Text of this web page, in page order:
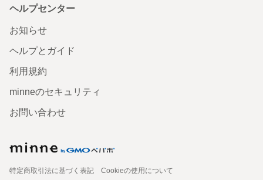
ヘルプセンター
お知らせ
ヘルプとガイド
利用規約
minneのセキュリティ
お問い合わせ
特定商取引法に基づく表記
Cookieの使用について